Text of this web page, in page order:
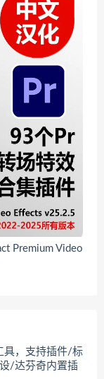
Premium Video
具，支持插件/标
/达芬奇内置插